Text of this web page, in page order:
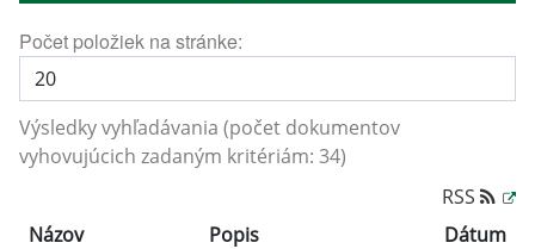
Počet položiek na stránke:
Výsledky vyhľadávania (počet dokumentov
vyhovujúcich zadaným kritériám: 34)
RSS
Názov
Popis
Dátum